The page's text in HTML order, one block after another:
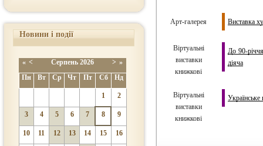
Новини і події
« < Серпень2026 > »
Пн
Вт Ср Чт Пт Сб Нд
1 2
3 4 5 6 7 8 9
10 11 12 13 14 15 16
Арт-галерея Виставка
Віртуальні
виставки
книжкові
До 90-
діяча
Віртуальні
виставки
книжкові